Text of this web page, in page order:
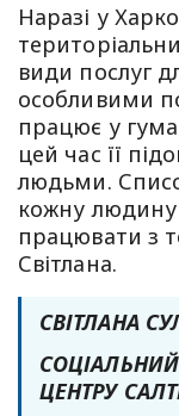
Наразі у
види послуг
особливими
працює у
цей час її
людьми.
кожну людину
працювати з
Світлана.
СВІТЛАНА
ЦЕНТРУ